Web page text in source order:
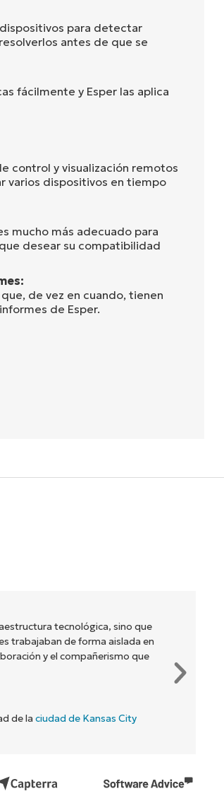
para detectar
antes de que se
fácilmente y Esper las aplica
control y visualización remotos
varios dispositivos en tiempo
mucho más adecuado para
desear su compatibilidad
de vez en cuando, tienen
de Esper.
tecnológica, sino que
trabajaban de forma aislada en
y el compañerismo que
de la ciudad de Kansas City